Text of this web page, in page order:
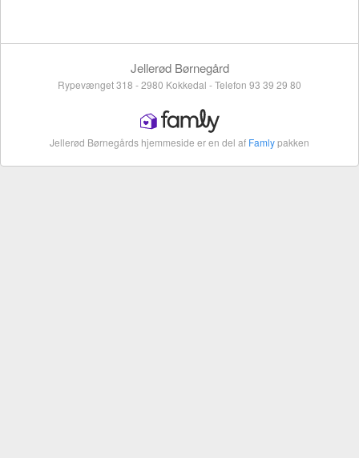
Jellerød Børnegård
Rypevænget 318 - 2980 Kokkedal - Telefon 93 39 29 80
Jellerød Børnegårds hjemmeside er en del af Famlypakken